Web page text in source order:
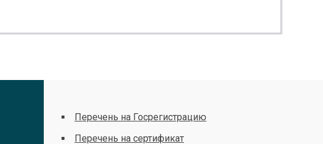
Перечень на Госрегистрацию
Перечень на сертификат